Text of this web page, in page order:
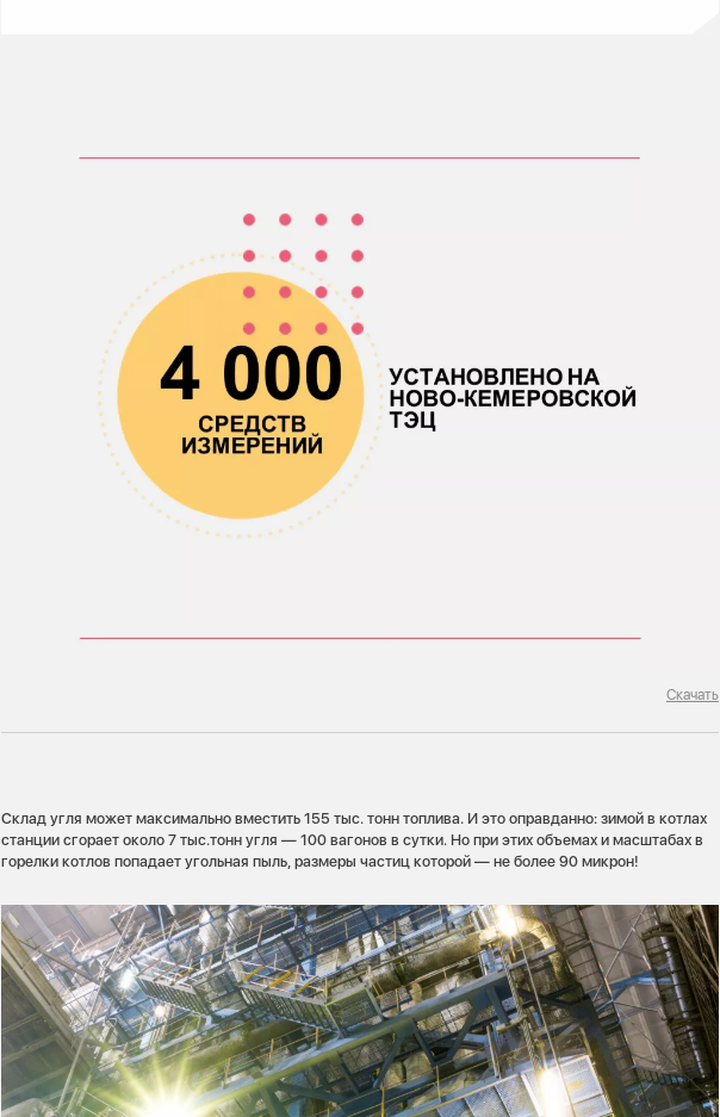
Скачать
Склад угля может максимально вместить 155 тыс. тонн топлива. И это оправданно: зимой в котлах
станции сгорает около 7 тыс.тонн угля — 100 вагонов в сутки. Но при этих объемах и масштабах в
горелки котлов попадает угольная пыль, размеры частиц которой — не более 90 микрон!